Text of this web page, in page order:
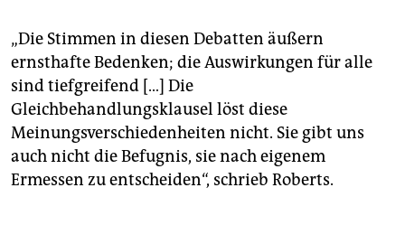
„Die Stimmen in diesen Debatten äußern
ernsthafte Bedenken; die Auswirkungen für alle
sind tiefgreifend […] Die
Gleichbehandlungsklausel löst diese
Meinungsverschiedenheiten nicht. Sie gibt uns
auch nicht die Befugnis, sie nach eigenem
Ermessen zu entscheiden“, schrieb Roberts.